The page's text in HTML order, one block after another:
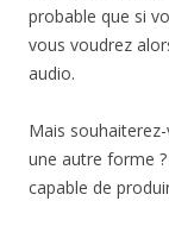
probable que si
vous voudrez
audio.
Mais
une autre forme
capable de